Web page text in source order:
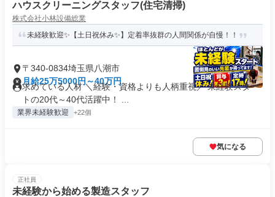
ハウスクリーニングスタッフ(住宅清掃)
株式会社小林設備総業
未経験歓迎✨【土日祝休み✨】定着率抜群の人間関係が自慢！！
〒340-0834埼玉県八潮市
月給25万5000円～40万円
求めている人材 ＼経験・資格よりも人柄重視／ 未経験スター
トの20代～40代活躍中！ ...
業界未経験歓迎 +22個
気になる
正社員
未経験から始める製造スタッフ